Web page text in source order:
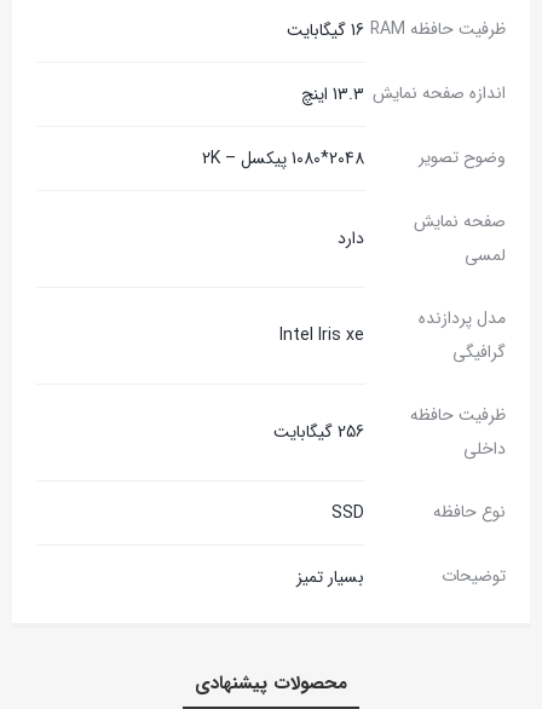
ظرفیت حافظه RAM 16 گیگابایت
اندازه صفحه نمایش 13.3 اینچ
وضوح تصویر 2048*1080 پیکسل – 2K
صفحه نمایش
لمسی
دارد
مدل پردازنده
گرافیگی
Intel Iris xe
ظرفیت حافظه
داخلی
256 گیگابایت
نوع حافظه SSD
توضیحات بسیار تمیز
محصولات پیشنهادی